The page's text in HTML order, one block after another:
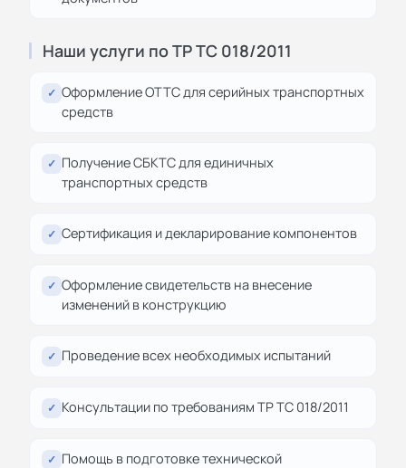
Наши услуги по ТР ТС 018/2011
✓ Оформление ОТТС для серийных транспортных
средств
✓ Получение СБКТС для единичных
транспортных средств
✓ Сертификация и декларирование компонентов
✓ Оформление свидетельств на внесение
изменений в конструкцию
✓ Проведение всех необходимых испытаний
✓ Консультации по требованиям ТР ТС 018/2011
✓ Помощь в подготовке технической